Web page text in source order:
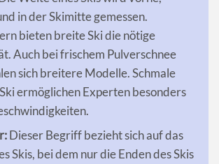
in der Skimitte gemessen.
bieten breite Ski die nötige
Auch bei frischem Pulverschnee
sich breitere Modelle. Schmale
ermöglichen Experten besonders
Dieser Begriff bezieht sich auf das
Skis, bei dem nur die Enden des Skis